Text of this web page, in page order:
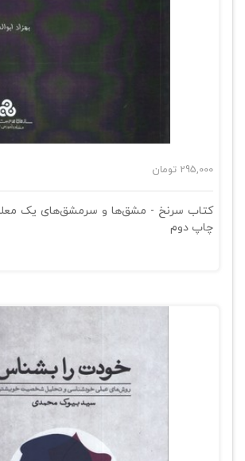
295,000 تومان
کتاب سرنخ - مشق‌ها و سرمشق‌های یک معلم
چاپ دوم